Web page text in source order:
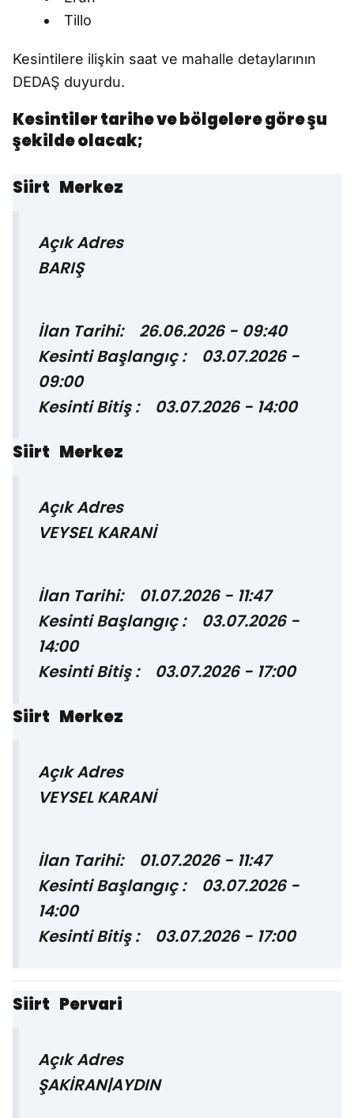
Tillo
Kesintilere ilişkin saat ve mahalle detaylarının
DEDAŞ duyurdu.
Kesintiler tarihe ve bölgelere göre şu
şekilde olacak;
Siirt Merkez
Açık Adres
BARIŞ
İlan Tarihi: 26.06.2026 - 09:40
Kesinti Başlangıç : 03.07.2026 -
09:00
Kesinti Bitiş : 03.07.2026 - 14:00
Siirt Merkez
Açık Adres
VEYSEL KARANİ
İlan Tarihi: 01.07.2026 - 11:47
Kesinti Başlangıç : 03.07.2026 -
14:00
Kesinti Bitiş : 03.07.2026 - 17:00
Siirt Merkez
Açık Adres
VEYSEL KARANİ
İlan Tarihi: 01.07.2026 - 11:47
Kesinti Başlangıç : 03.07.2026 -
14:00
Kesinti Bitiş : 03.07.2026 - 17:00
Siirt Pervari
Açık Adres
ŞAKİRAN|AYDIN